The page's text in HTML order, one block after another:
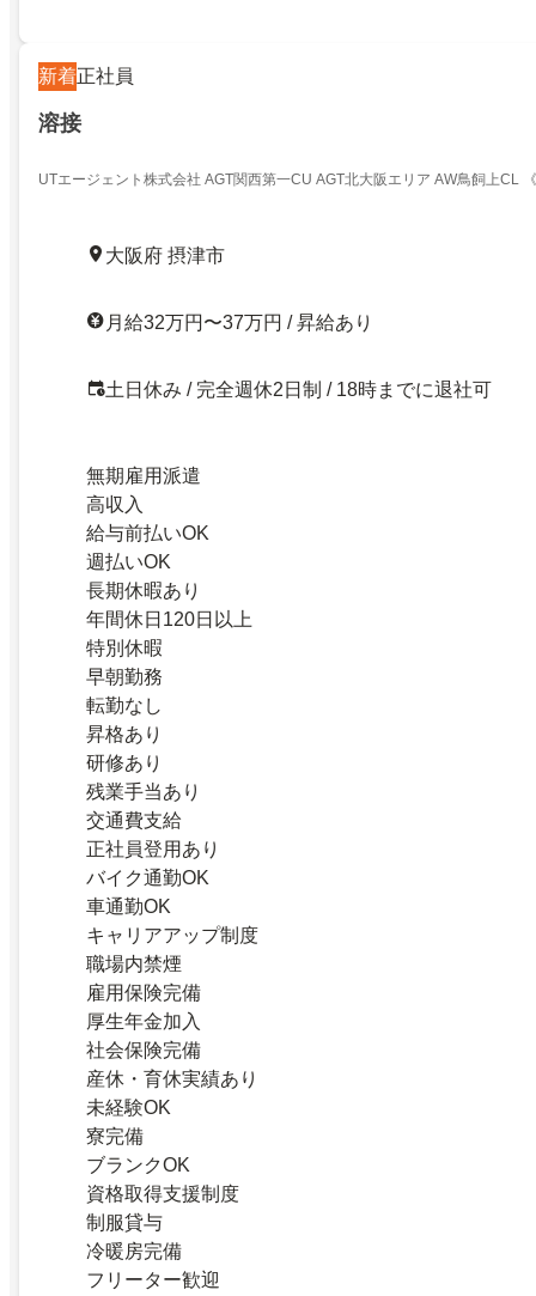
新着正社員
溶接
UTエージェント株式会社 AGT関西第一CU AGT北大阪エリア AW鳥飼上CL
大阪府 摂津市
月給32万円〜37万円 / 昇給あり
土日休み / 完全週休2日制 / 18時までに退社可
無期雇用派遣
高収入
給与前払いOK
週払いOK
長期休暇あり
年間休日120日以上
特別休暇
早朝勤務
転勤なし
昇格あり
研修あり
残業手当あり
交通費支給
正社員登用あり
バイク通勤OK
車通勤OK
キャリアアップ制度
職場内禁煙
雇用保険完備
厚生年金加入
社会保険完備
産休・育休実績あり
未経験OK
寮完備
ブランクOK
資格取得支援制度
制服貸与
冷暖房完備
フリーター歓迎